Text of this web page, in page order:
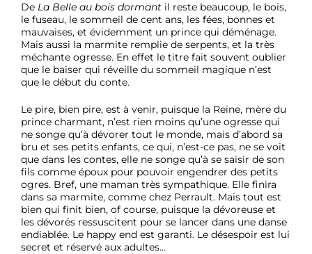
De La Belle au bois dormant il reste beaucoup, le bois,
le fuseau, le sommeil de cent ans, les fées, bonnes et
mauvaises, et évidemment un prince qui déménage.
Mais aussi la marmite remplie de serpents, et la très
méchante ogresse. En effet le titre fait souvent oublier
que le baiser qui réveille du sommeil magique n’est
que le début du conte.
Le pire, bien pire, est à venir, puisque la Reine, mère du
prince charmant, n’est rien moins qu’une ogresse qui
ne songe qu’à dévorer tout le monde, mais d’abord sa
bru et ses petits enfants, ce qui, n’est-ce pas, ne se voit
que dans les contes, elle ne songe qu’à se saisir de son
fils comme époux pour pouvoir engendrer des petits
ogres. Bref, une maman très sympathique. Elle finira
dans sa marmite, comme chez Perrault. Mais tout est
bien qui finit bien, of course, puisque la dévoreuse et
les dévorés ressuscitent pour se lancer dans une danse
endiablée. Le happy end est garanti. Le désespoir est lui
secret et réservé aux adultes…